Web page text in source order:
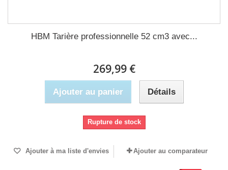
HBM Tarière professionnelle 52 cm3 avec...
269,99 €
Ajouter au panier Détails
Rupture de stock
Ajouter à ma liste d'envies Ajouter au comparateur